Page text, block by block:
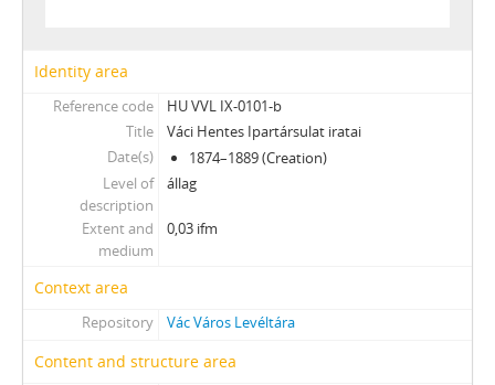
Identity area
Reference code
HU VVL IX-0101-b
Title
Váci Hentes Ipartársulat iratai
Date(s)
1874–1889 (Creation)
Level of
description
állag
Extent and
medium
0,03 ifm
Context area
Repository Vác Város Levéltára
Content and structure area